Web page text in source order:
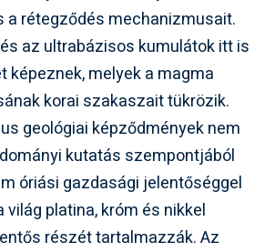
a rétegződés mechanizmusait.
az ultrabázisos kumulátok itt is
képeznek, melyek a magma
korai szakaszait tükrözik.
geológiai képződmények nem
kutatás szempontjából
óriási gazdasági jelentőséggel
világ platina, króm és nikkel
részét tartalmazzák. Az